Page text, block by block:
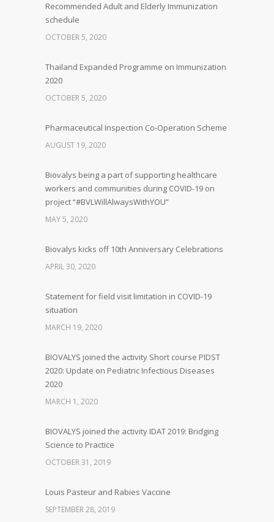
Recommended Adult and Elderly Immunization
schedule
OCTOBER 5, 2020
Thailand Expanded Programme on Immunization
2020
OCTOBER 5, 2020
Pharmaceutical Inspection Co-Operation Scheme
AUGUST 19, 2020
Biovalys being a part of supporting healthcare
workers and communities during COVID-19 on
project “#BVLWillAlwaysWithYOU”
MAY 5, 2020
Biovalys kicks off 10th Anniversary Celebrations
APRIL 30, 2020
Statement for field visit limitation in COVID-19
situation
MARCH 19, 2020
BIOVALYS joined the activity Short course PIDST
2020: Update on Pediatric Infectious Diseases
2020
MARCH 1, 2020
BIOVALYS joined the activity IDAT 2019: Bridging
Science to Practice
OCTOBER 31, 2019
Louis Pasteur and Rabies Vaccine
SEPTEMBER 28, 2019